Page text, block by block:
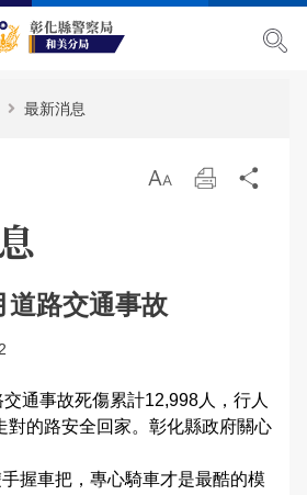
網站導覽
最新消息
放 列
道路交通事故
通事故死傷累計12,998人，行人
對的路安全回家。彰化縣政府關心
握車把，專心騎車才是最酷的模